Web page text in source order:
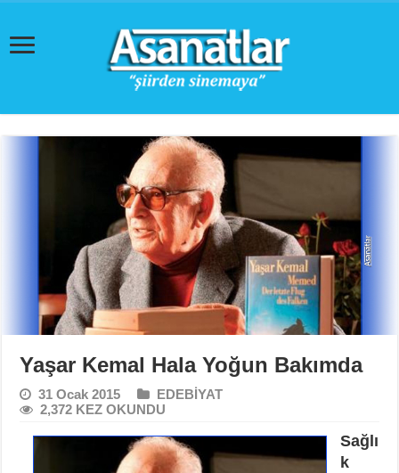
Yaşar Kemal Hala Yoğun Bakımda
31 Ocak 2015
EDEBİYAT
2,372 KEZ OKUNDU
Sağlı
k